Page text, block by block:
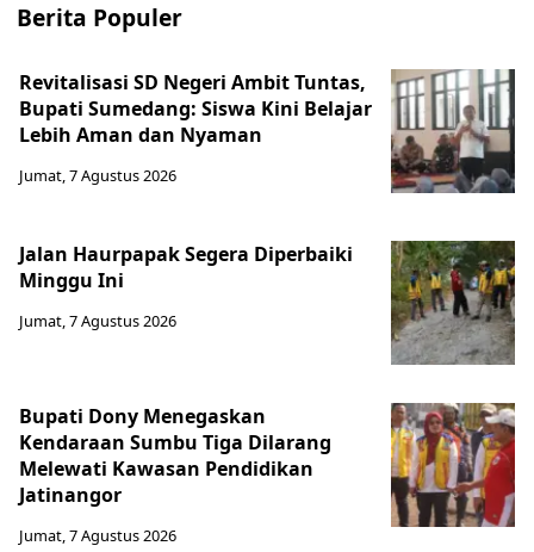
Berita Populer
Revitalisasi SD Negeri Ambit Tuntas,
Bupati Sumedang: Siswa Kini Belajar
Lebih Aman dan Nyaman
Jumat, 7 Agustus 2026
Jalan Haurpapak Segera Diperbaiki
Minggu Ini
Jumat, 7 Agustus 2026
Bupati Dony Menegaskan
Kendaraan Sumbu Tiga Dilarang
Melewati Kawasan Pendidikan
Jatinangor
Jumat, 7 Agustus 2026